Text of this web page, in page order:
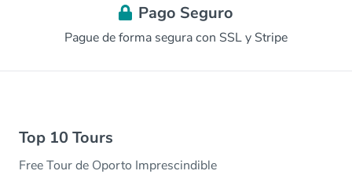
Pago Seguro
Pague de forma segura con SSL y Stripe
Top 10 Tours
Free Tour de Oporto Imprescindible